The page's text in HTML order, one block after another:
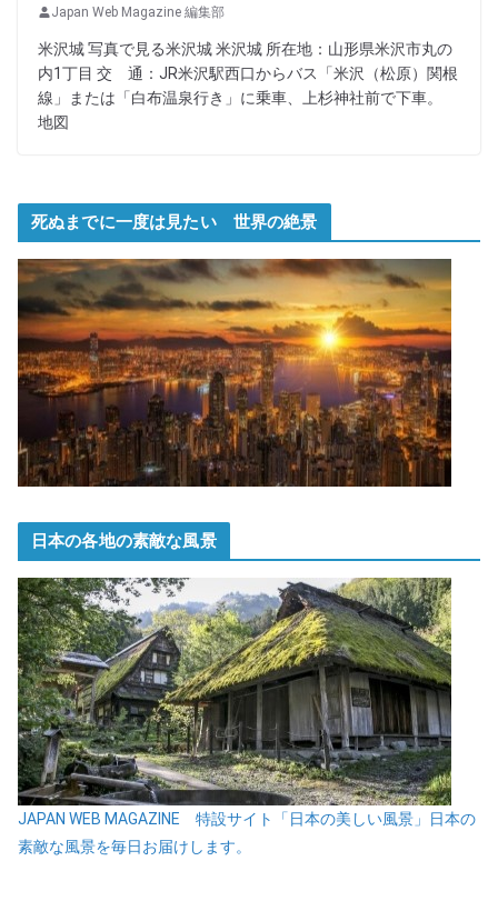
Japan Web Magazine 編集部
米沢城 写真で見る米沢城 米沢城 所在地：山形県米沢市丸の
内1丁目 交 通：JR米沢駅西口からバス「米沢（松原）関根
線」または「白布温泉行き」に乗車、上杉神社前で下車。
地図
死ぬまでに一度は見たい 世界の絶景
日本の各地の素敵な風景
JAPAN WEB MAGAZINE 特設サイト「日本の美しい風景」日本の
素敵な風景を毎日お届けします。